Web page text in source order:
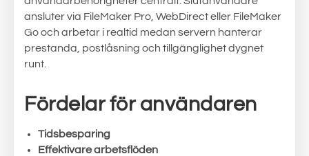
ansluter via FileMaker Pro, WebDirect eller FileMaker
Go och arbetar i realtid medan servern hanterar
prestanda, postlåsning och tillgänglighet dygnet
runt.
Fördelar för användaren
Tidsbesparing
Effektivare arbetsflöden